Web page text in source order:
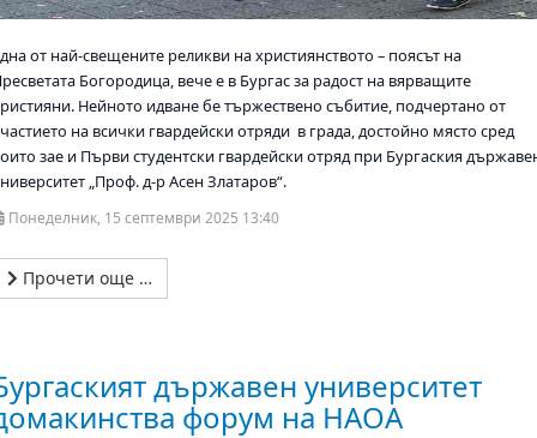
от най-свещените реликви на християнството – поясът на
Богородица, вече е в Бургас за радост на вярващите
Нейното идване бе тържествено събитие, подчертано от
на всички гвардейски отряди в града, достойно място сред
зае и Първи студентски гвардейски отряд при Бургаския
„Проф. д-р Асен Златаров“.
Понеделник, 15 септември 2025 13:40
Прочети още …
държавен университет
форум на НАОА